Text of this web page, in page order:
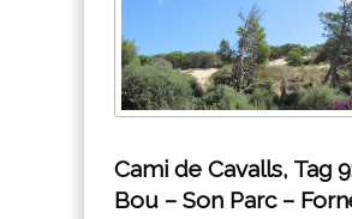
Cami de Cavalls, Tag
Bou – Son Parc –